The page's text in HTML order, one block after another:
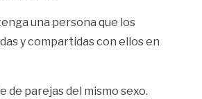
una persona que los
y compartidas con ellos en
parejas del mismo sexo.